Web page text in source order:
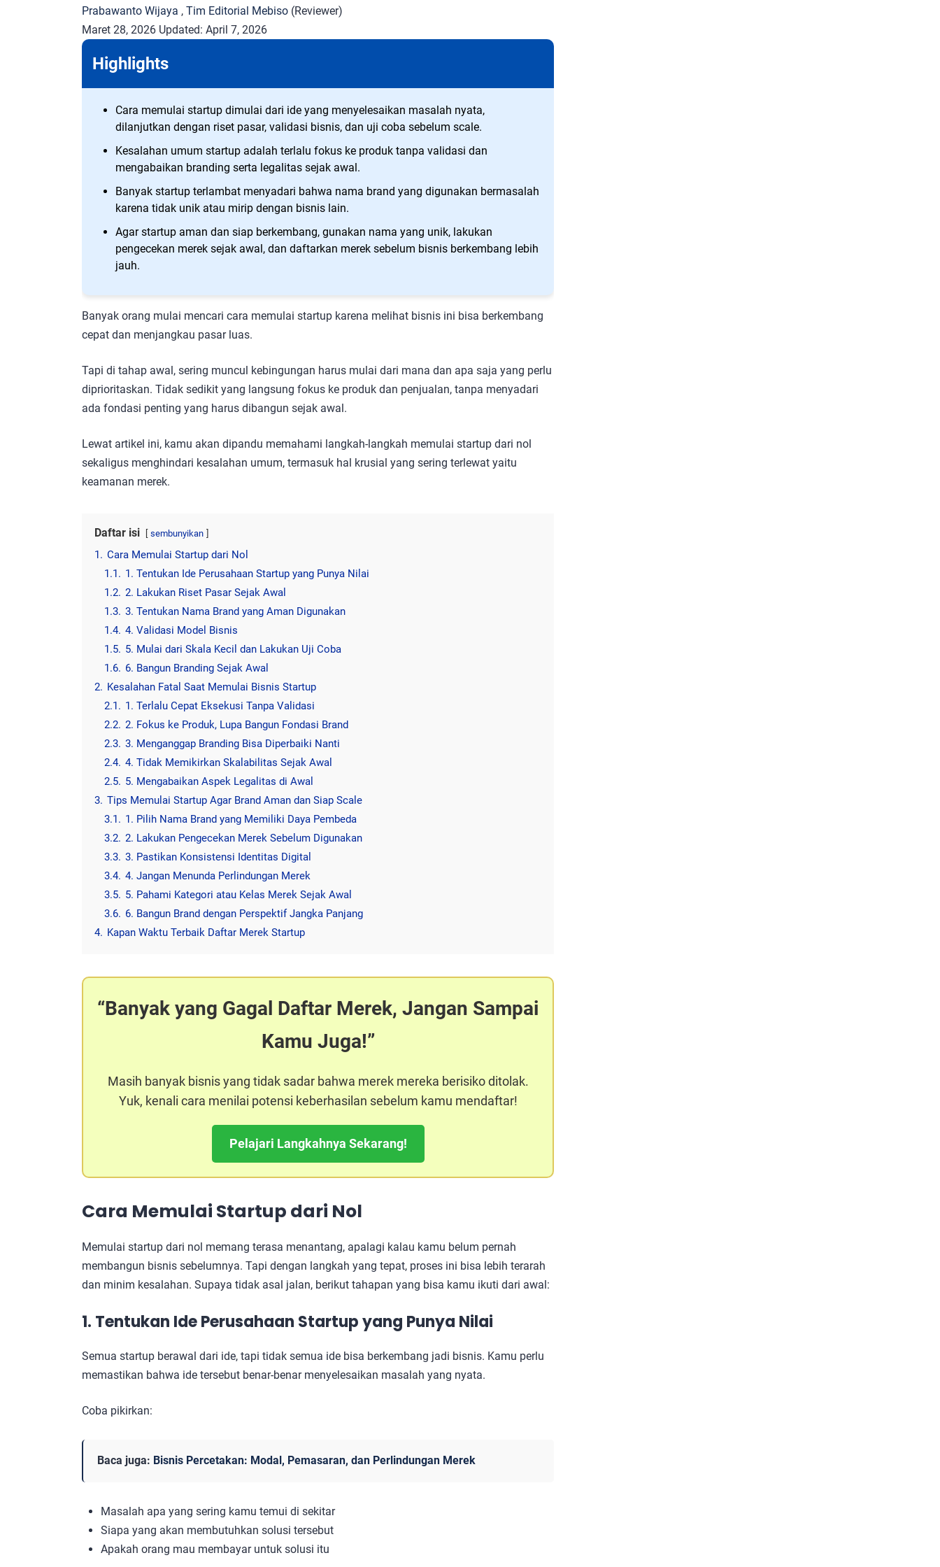
Prabawanto Wijaya , Tim Editorial Mebiso (Reviewer)
Maret 28, 2026 Updated: April 7, 2026
Highlights
Cara memulai startup dimulai dari ide yang menyelesaikan masalah nyata,
dilanjutkan dengan riset pasar, validasi bisnis, dan uji coba sebelum scale.
Kesalahan umum startup adalah terlalu fokus ke produk tanpa validasi dan
mengabaikan branding serta legalitas sejak awal.
Banyak startup terlambat menyadari bahwa nama brand yang digunakan bermasalah
karena tidak unik atau mirip dengan bisnis lain.
Agar startup aman dan siap berkembang, gunakan nama yang unik, lakukan
pengecekan merek sejak awal, dan daftarkan merek sebelum bisnis berkembang lebih
jauh.
Banyak orang mulai mencari cara memulai startup karena melihat bisnis ini bisa berkembang
cepat dan menjangkau pasar luas.
Tapi di tahap awal, sering muncul kebingungan harus mulai dari mana dan apa saja yang perlu
diprioritaskan. Tidak sedikit yang langsung fokus ke produk dan penjualan, tanpa menyadari
ada fondasi penting yang harus dibangun sejak awal.
Lewat artikel ini, kamu akan dipandu memahami langkah-langkah memulai startup dari nol
sekaligus menghindari kesalahan umum, termasuk hal krusial yang sering terlewat yaitu
keamanan merek.
Daftar isi sembunyikan
1. Cara Memulai Startup dari Nol
1.1. 1. Tentukan Ide Perusahaan Startup yang Punya Nilai
1.2. 2. Lakukan Riset Pasar Sejak Awal
1.3. 3. Tentukan Nama Brand yang Aman Digunakan
1.4. 4. Validasi Model Bisnis
1.5. 5. Mulai dari Skala Kecil dan Lakukan Uji Coba
1.6. 6. Bangun Branding Sejak Awal
2. Kesalahan Fatal Saat Memulai Bisnis Startup
2.1. 1. Terlalu Cepat Eksekusi Tanpa Validasi
2.2. 2. Fokus ke Produk, Lupa Bangun Fondasi Brand
2.3. 3. Menganggap Branding Bisa Diperbaiki Nanti
2.4. 4. Tidak Memikirkan Skalabilitas Sejak Awal
2.5. 5. Mengabaikan Aspek Legalitas di Awal
3. Tips Memulai Startup Agar Brand Aman dan Siap Scale
3.1. 1. Pilih Nama Brand yang Memiliki Daya Pembeda
3.2. 2. Lakukan Pengecekan Merek Sebelum Digunakan
3.3. 3. Pastikan Konsistensi Identitas Digital
3.4. 4. Jangan Menunda Perlindungan Merek
3.5. 5. Pahami Kategori atau Kelas Merek Sejak Awal
3.6. 6. Bangun Brand dengan Perspektif Jangka Panjang
4. Kapan Waktu Terbaik Daftar Merek Startup
Banyak yang Gagal Daftar Merek, Jangan Sampai
Kamu Juga!
Masih banyak bisnis yang tidak sadar bahwa merek mereka berisiko ditolak.
Yuk, kenali cara menilai potensi keberhasilan sebelum kamu mendaftar!
Pelajari Langkahnya Sekarang!
Cara Memulai Startup dari Nol
Memulai startup dari nol memang terasa menantang, apalagi kalau kamu belum pernah
membangun bisnis sebelumnya. Tapi dengan langkah yang tepat, proses ini bisa lebih terarah
dan minim kesalahan. Supaya tidak asal jalan, berikut tahapan yang bisa kamu ikuti dari awal:
1. Tentukan Ide Perusahaan Startup yang Punya Nilai
Semua startup berawal dari ide, tapi tidak semua ide bisa berkembang jadi bisnis. Kamu perlu
memastikan bahwa ide tersebut benar-benar menyelesaikan masalah yang nyata.
Coba pikirkan:
Baca juga: Bisnis Percetakan: Modal, Pemasaran, dan Perlindungan Merek
Masalah apa yang sering kamu temui di sekitar
Siapa yang akan membutuhkan solusi tersebut
Apakah orang mau membayar untuk solusi itu